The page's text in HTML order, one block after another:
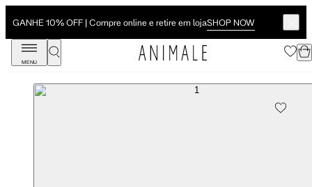
GANHE 10% OFF | Compre online e retire em lojaSHOP NOW
MENU